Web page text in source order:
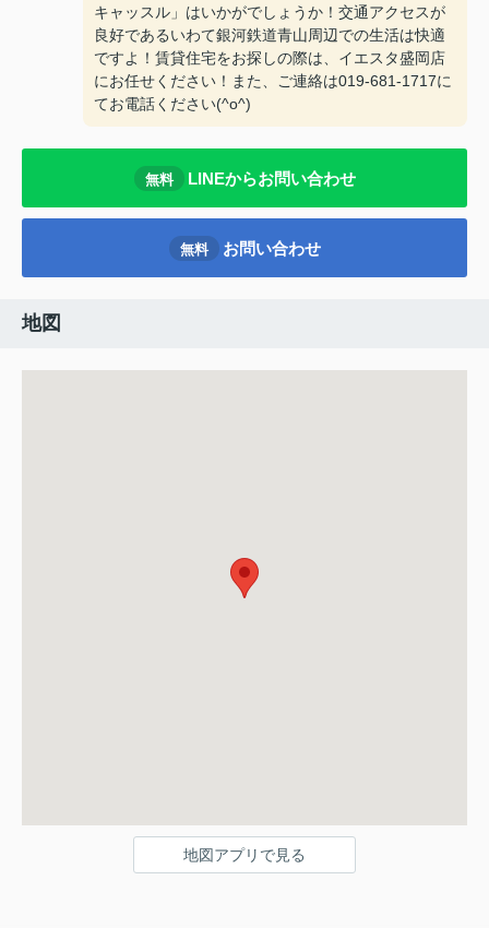
キャッスル」はいかがでしょうか！交通アクセスが
良好であるいわて銀河鉄道青山周辺での生活は快適
ですよ！賃貸住宅をお探しの際は、イエスタ盛岡店
にお任せください！また、ご連絡は019-681-1717に
てお電話ください(^o^)
無料 LINEからお問い合わせ
無料 お問い合わせ
地図
地図アプリで見る